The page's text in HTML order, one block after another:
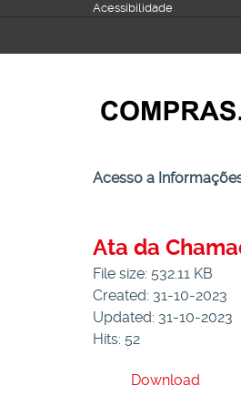
o
Acessibilidade
Acesso a
Ata da
File size: 532.11 KB
Created: 31-10-2023
Updated: 31-10-2023
Hits: 52
Download